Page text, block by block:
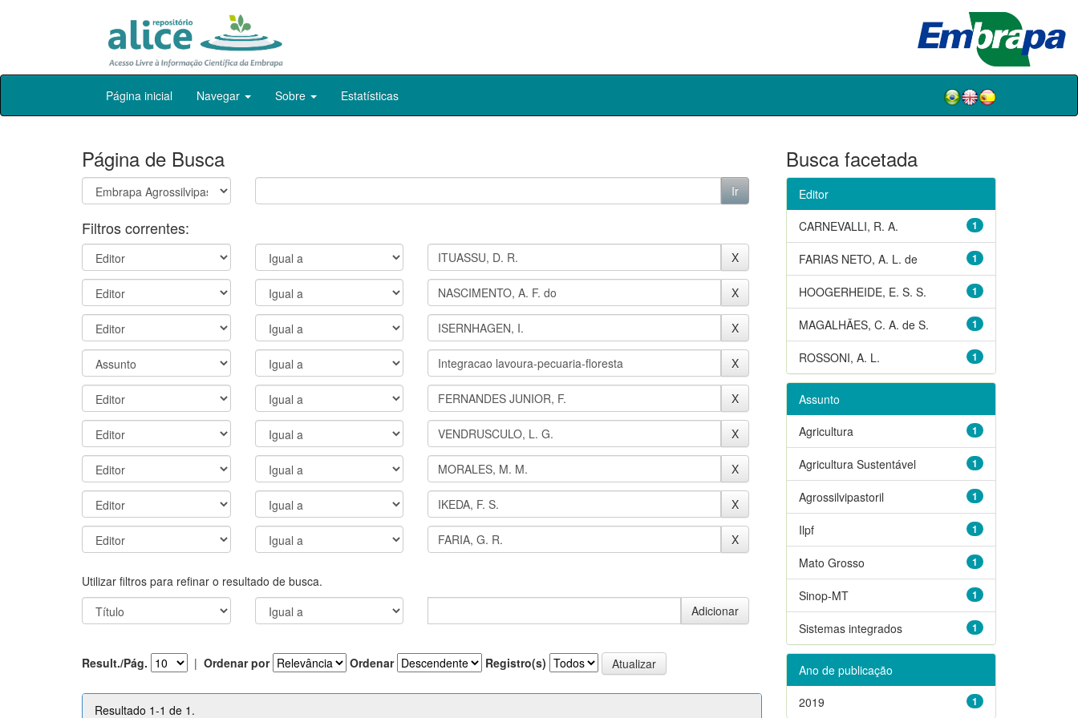
Skip
Página inicial Navegar Sobre Estatísticas
Página de Busca
Filtros correntes:
Utilizar filtros para refinar o resultado de busca.
Result./Pág. | Ordenar por Ordenar Registro(s)
Resultado 1-1 de 1.
Busca facetada
Editor
1
CARNEVALLI, R. A.
1
FARIAS NETO, A. L. de
1
HOOGERHEIDE, E. S. S.
1
MAGALHÃES, C. A. de S.
1
ROSSONI, A. L.
Assunto
1
Agricultura
1
Agricultura Sustentável
1
Agrossilvipastoril
1
Ilpf
1
Mato Grosso
1
Sinop-MT
1
Sistemas integrados
Ano de publicação
1
2019